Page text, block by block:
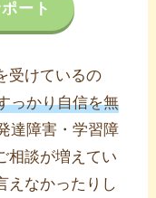
ート
受けているの
っかり自信を無
達障害・学習障
相談が増えてい
えなかったりし